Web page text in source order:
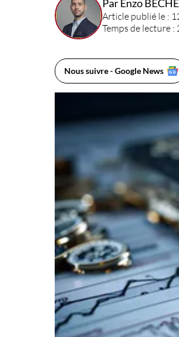
Par Enzo
Article publié le :
Temps de lecture :
Nous suivre - Google News